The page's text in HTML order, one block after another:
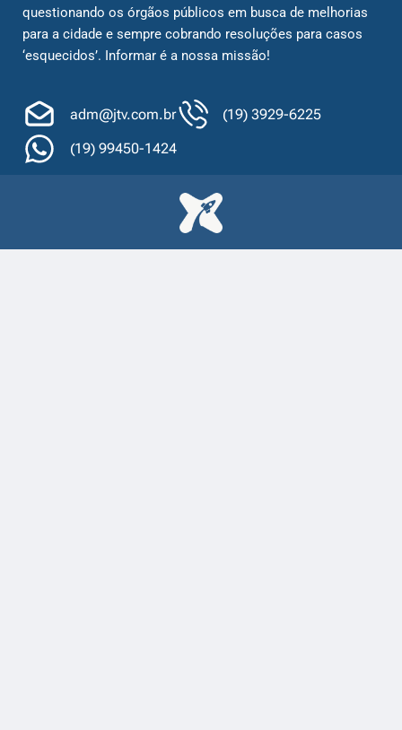
questionando os órgãos públicos em busca de melhorias
para a cidade e sempre cobrando resoluções para casos
‘esquecidos’. Informar é a nossa missão!
adm@jtv.com.br
(19) 3929-6225
(19) 99450-1424